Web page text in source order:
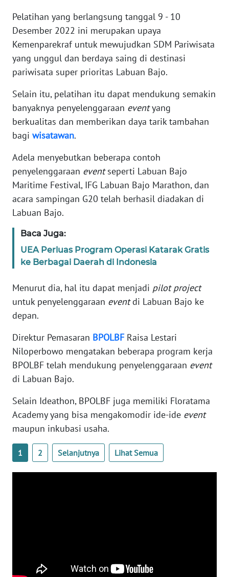
Pelatihan yang berlangsung tanggal 9 - 10
Desember 2022 ini merupakan upaya
Kemenparekraf untuk mewujudkan SDM Pariwisata
yang unggul dan berdaya saing di destinasi
pariwisata super prioritas Labuan Bajo.
Selain itu, pelatihan itu dapat mendukung semakin
banyaknya penyelenggaraan eventyang
berkualitas dan memberikan daya tarik tambahan
bagi wisatawan.
Adela menyebutkan beberapa contoh
penyelenggaraan eventseperti Labuan Bajo
Maritime Festival, IFG Labuan Bajo Marathon, dan
acara sampingan G20 telah berhasil diadakan di
Labuan Bajo.
Baca Juga:
UEA Perluas Program Operasi Katarak Gratis
ke Berbagai Daerah di Indonesia
Menurut dia, hal itu dapat menjadi pilot project
untuk penyelenggaraan eventdi Labuan Bajo ke
depan.
Direktur Pemasaran BPOLBFRaisa Lestari
Niloperbowo mengatakan beberapa program kerja
BPOLBF telah mendukung penyelenggaraan event
di Labuan Bajo.
Selain Ideathon, BPOLBF juga memiliki Floratama
Academy yang bisa mengakomodir ide-ide event
maupun inkubasi usaha.
1 2 Selanjutnya Lihat Semua
KEPRI
WN
PAPUA
WN
PAPUA
BARAT
RIAU
WN
SERAMBI
JAMBI
WN
WN
WN
SULTENG
WN
WN
WN
SUMBAR
WN